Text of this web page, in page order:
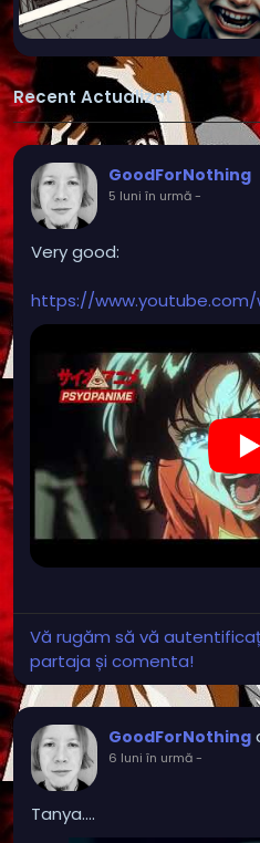
Recent Actualizat
GoodForNothing
5 luni în urmă-
Very good:
https://www.youtube.com/
Vă rugăm să vă
partaja și comenta!
GoodForNothing
6 luni în urmă-
Tanya....